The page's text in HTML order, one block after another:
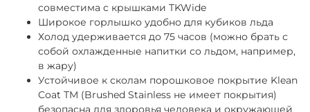
совместима с крышками TKWide
Широкое горлышко удобно для кубиков льда
Холод удерживается до 75 часов (можно брать с
собой охлажденные напитки со льдом, например,
в жару)
Устойчивое к сколам порошковое покрытие Klean
Coat TM (Brushed Stainless не имеет покрытия)
безопасна для здоровья человека и окружающей